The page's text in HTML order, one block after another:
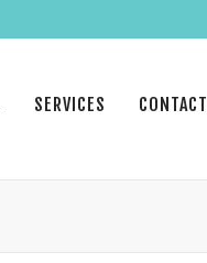
SERVICES CONTACT